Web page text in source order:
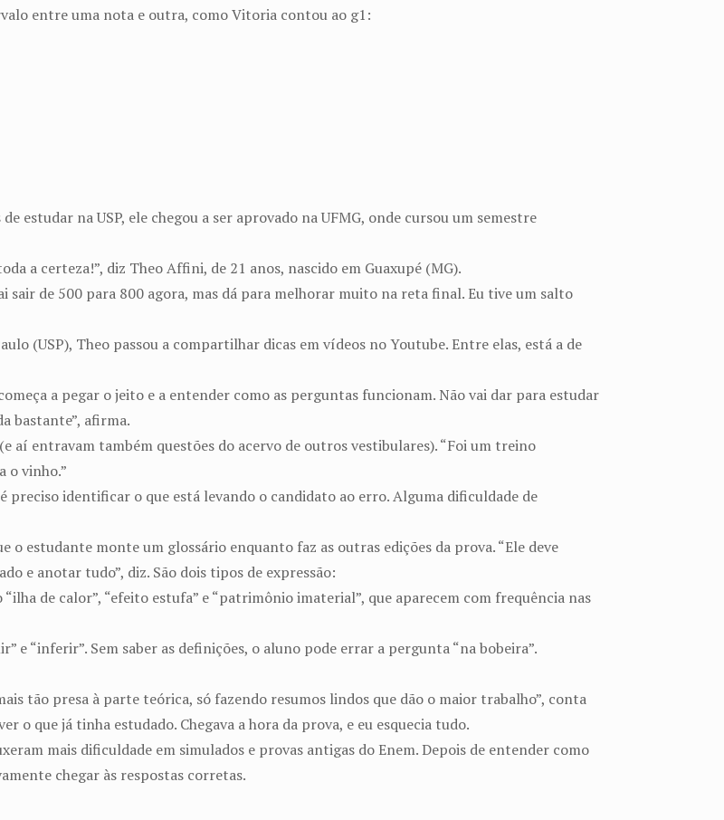
entre uma nota e outra, como Vitoria contou ao g1:
estudar na USP, ele chegou a ser aprovado na UFMG, onde cursou um semestre
a certeza!”, diz Theo Affini, de 21 anos, nascido em Guaxupé (MG).
sair de 500 para 800 agora, mas dá para melhorar muito na reta final. Eu tive um salto
(USP), Theo passou a compartilhar dicas em vídeos no Youtube. Entre elas, está a de
a pegar o jeito e a entender como as perguntas funcionam. Não vai dar para estudar
bastante”, afirma.
aí entravam também questões do acervo de outros vestibulares). “Foi um treino
o vinho.”
preciso identificar o que está levando o candidato ao erro. Alguma dificuldade de
o estudante monte um glossário enquanto faz as outras edições da prova. “Ele deve
e anotar tudo”, diz. São dois tipos de expressão:
de calor”, “efeito estufa” e “patrimônio imaterial”, que aparecem com frequência nas
e “inferir”. Sem saber as definições, o aluno pode errar a pergunta “na bobeira”.
tão presa à parte teórica, só fazendo resumos lindos que dão o maior trabalho”, conta
o que já tinha estudado. Chegava a hora da prova, e eu esquecia tudo.
mais dificuldade em simulados e provas antigas do Enem. Depois de entender como
chegar às respostas corretas.